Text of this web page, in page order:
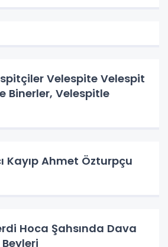
Velespite Velespit
Binerler, Velespitle
Kayıp Ahmet Özturpçu
Hoca Şahsında Dava
Beyleri